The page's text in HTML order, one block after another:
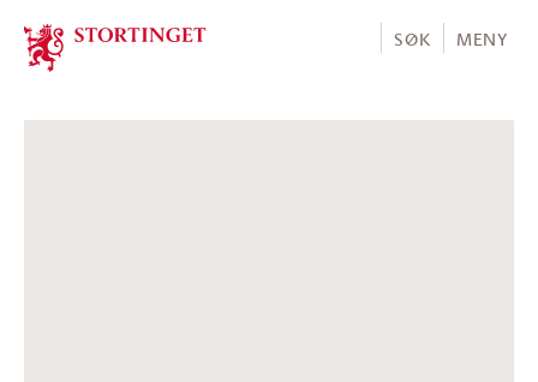
Stortinget.no
SØK MENY